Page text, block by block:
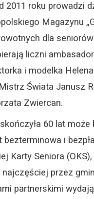
2011 roku prowadzi
Magazynu
dla
liczni
i modelka
Świata Janusz
Zwiercan.
60 lat
bezterminowa i
Karty Seniora
najczęściej przez
partnerskimi